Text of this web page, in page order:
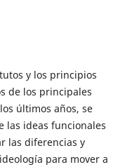
y los principios
de los principales
últimos años, se
las ideas funcionales
las diferencias y
para mover a